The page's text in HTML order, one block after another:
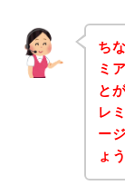
ち
ミ
と
レ
ー
ょ